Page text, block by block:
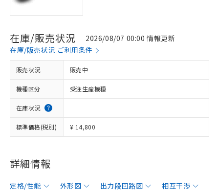
在庫/販売状況
2026/08/07 00:00 情報更新
在庫/販売状況 ご利用条件
販売状況 販売中
機種区分 受注生産機種
在庫状況
標準価格(税別) ¥ 14,800
詳細情報
定格/性能 外形図 出力段回路図
相互干渉